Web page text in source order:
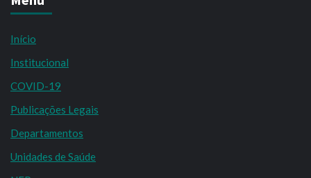
Início
Institucional
COVID-19
Publicações Legais
Departamentos
Unidades de Saúde